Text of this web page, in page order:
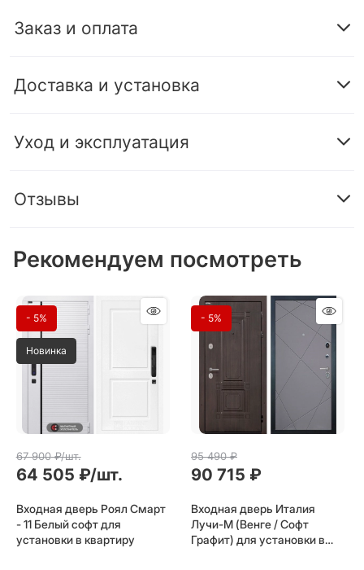
Заказ и оплата
Доставка и установка
Уход и эксплуатация
Отзывы
Рекомендуем посмотреть
- 5%
Новинка
67 900 ₽/шт.
64 505 ₽/шт.
Входная дверь Роял Смарт
- 11 Белый софт для
установки в квартиру
- 5%
95 490 ₽
90 715 ₽
Входная дверь Италия
Лучи-М (Венге / Софт
Графит) для установки в